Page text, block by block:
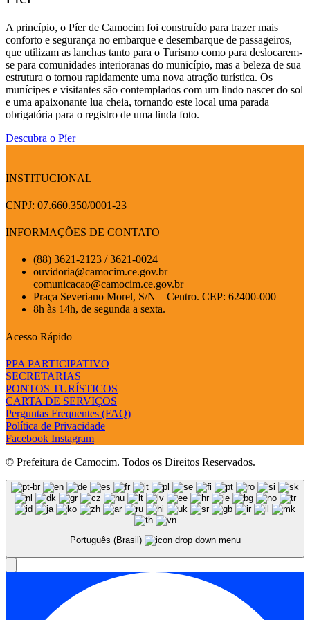
A princípio, o Píer de Camocim foi construído para trazer mais
conforto e segurança no embarque e desembarque de passageiros,
que utilizam as lanchas tanto para o Turismo como para deslocarem-
se para comunidades interioranas do município, mas a beleza de sua
estrutura o tornou rapidamente uma nova atração turística. Os
munícipes e visitantes são contemplados com um lindo nascer do sol
e uma apaixonante lua cheia, tornando este local uma parada
obrigatória para o registro de uma linda foto.
Descubra o Píer
INSTITUCIONAL
CNPJ: 07.660.350/0001-23
INFORMAÇÕES DE CONTATO
(88) 3621-2123 / 3621-0024
ouvidoria@camocim.ce.gov.br
comunicacao@camocim.ce.gov.br
Praça Severiano Morel, S/N – Centro. CEP: 62400-000
8h às 14h, de segunda a sexta.
Acesso Rápido
PPA PARTICIPATIVO
SECRETARIAS
PONTOS TURÍSTICOS
CARTA DE SERVIÇOS
Perguntas Frequentes (FAQ)
Política de Privacidade
Facebook Instagram
© Prefeitura de Camocim. Todos os Direitos Reservados.
Português (Brasil)